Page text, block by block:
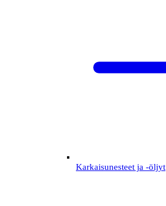
Karkaisunesteet ja -öljyt